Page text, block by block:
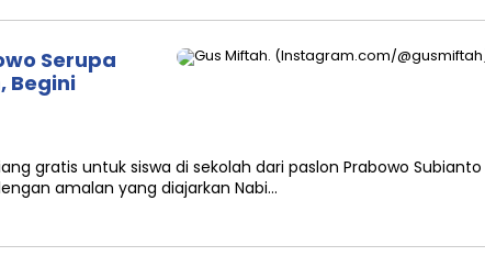
Serupa
Begini
gratis untuk siswa di sekolah dari paslon Prabowo Subianto
amalan yang diajarkan Nabi…